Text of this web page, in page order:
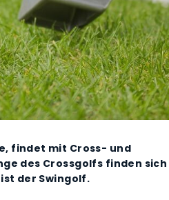
findet mit Cross- und
des Crossgolfs finden sich
der Swingolf.